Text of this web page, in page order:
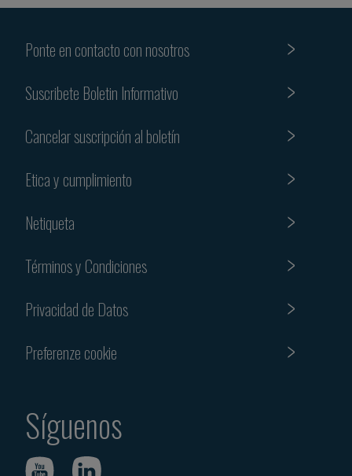
Ponte en contacto con nosotros
Suscribete Boletin Informativo
Cancelar suscripción al boletín
Etica y cumplimiento
Netiqueta
Términos y Condiciones
Privacidad de Datos
Preferenze cookie
Síguenos